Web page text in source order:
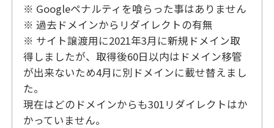
※ Googleペナルティを喰らった事はありません
※ 過去ドメインからリダイレクトの有無
※ サイト譲渡用に2021年3月に新規ドメイン取
得しましたが、取得後60日以内はドメイン移管
が出来ないため4月に別ドメインに載せ替えまし
た。
現在はどのドメインからも301リダイレクトはか
かっていません。